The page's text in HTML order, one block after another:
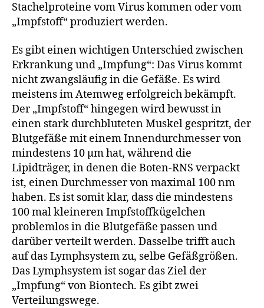
Stachelproteine vom Virus kommen oder vom
„Impfstoff“ produziert werden.
Es gibt einen wichtigen Unterschied zwischen
Erkrankung und „Impfung“: Das Virus kommt
nicht zwangsläufig in die Gefäße. Es wird
meistens im Atemweg erfolgreich bekämpft.
Der „Impfstoff“ hingegen wird bewusst in
einen stark durchbluteten Muskel gespritzt, der
Blutgefäße mit einem Innendurchmesser von
mindestens 10 µm hat, während die
Lipidträger, in denen die Boten-RNS verpackt
ist, einen Durchmesser von maximal 100 nm
haben. Es ist somit klar, dass die mindestens
100 mal kleineren Impfstoffkügelchen
problemlos in die Blutgefäße passen und
darüber verteilt werden. Dasselbe trifft auch
auf das Lymphsystem zu, selbe Gefäßgrößen.
Das Lymphsystem ist sogar das Ziel der
„Impfung“ von Biontech. Es gibt zwei
Verteilungswege.